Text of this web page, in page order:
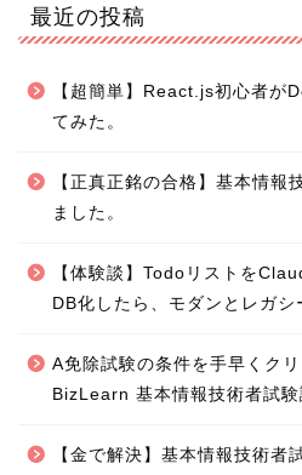
最近の投稿
【超簡単】React.js初心者が
てみた。
【正真正銘の合格】基本情報
ました。
【体験談】Todoリストを
DB化したら、モダンとレガシ
A免除試験の条件を手早くクリ
BizLearn 基本情報技術者試験
【金で解決】基本情報技術者